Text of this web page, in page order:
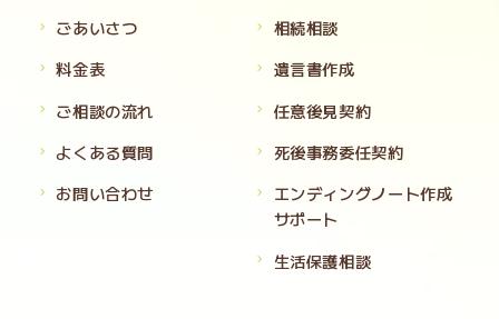
ごあいさつ
料金表
ご相談の流れ
よくある質問
お問い合わせ
相続相談
遺言書作成
任意後見契約
死後事務委任契約
エンディングノート作成
サポート
生活保護相談